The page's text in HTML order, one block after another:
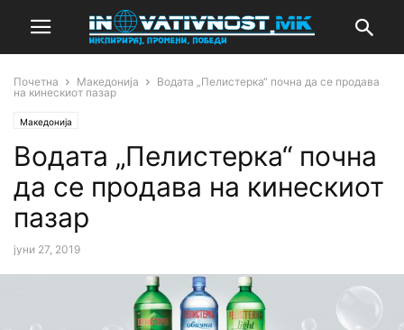
Почетна Македонија
Водата „Пелистерка“ почна да се продава
на кинескиот пазар
Македонија
Водата „Пелистерка“ почна
да се продава на кинескиот
пазар
јуни 27, 2019